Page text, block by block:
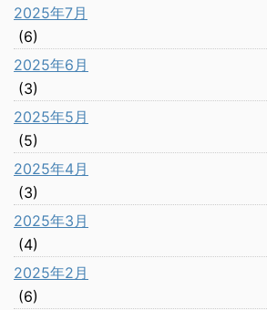
2025年7月
(6)
2025年6月
(3)
2025年5月
(5)
2025年4月
(3)
2025年3月
(4)
2025年2月
(6)